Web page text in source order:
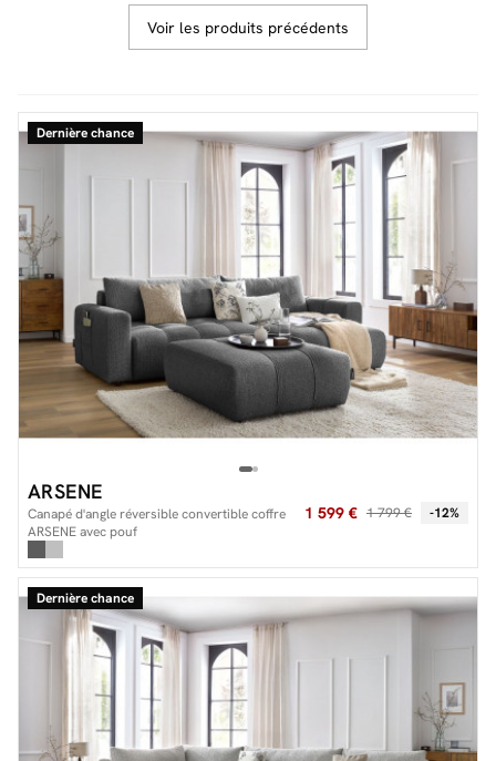
Livraison
Conseil sur mesure
Mieux nous connaître
Voir les produits précédents
Dernière chance
ARSENE
Canapé d'angle réversible convertible coffre
ARSENE avec pouf
1 599 € 1 799 € -12%
Dernière chance